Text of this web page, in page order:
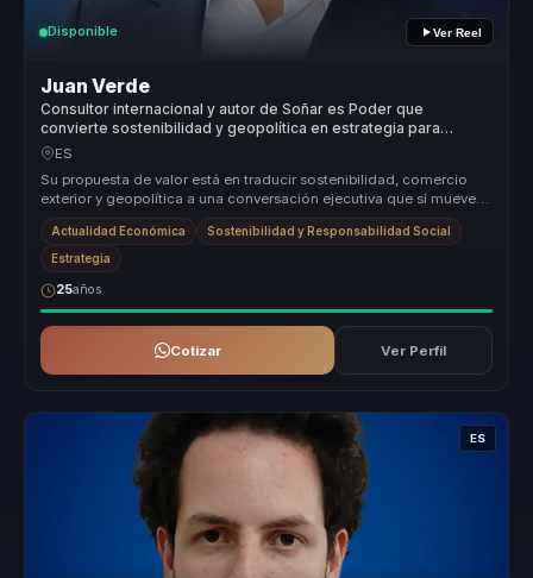
Disponible Ver Reel
Juan Verde
Consultor internacional y autor de Soñar es Poder que
convierte sostenibilidad y geopolítica en estrategia para
empresas.
ES
Su propuesta de valor está en traducir sostenibilidad, comercio
exterior y geopolítica a una conversación ejecutiva que sí mueve
decision...
Actualidad Económica Sostenibilidad y Responsabilidad Social
Estrategia
25años
Cotizar Ver Perfil
ES